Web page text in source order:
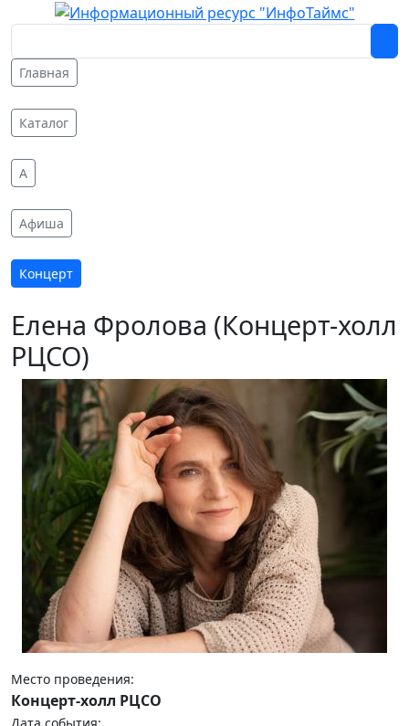
Главная
Каталог
A
Афиша
Концерт
Елена Фролова (Концерт-холл
РЦСО)
Место проведения:
Концерт-холл РЦСО